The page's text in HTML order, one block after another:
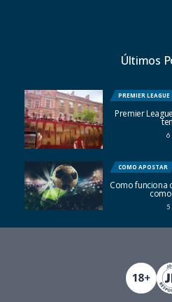
Últimos
PREMIER LEAGUE
Premier
6
COMO APOSTAR
Como funciona
5